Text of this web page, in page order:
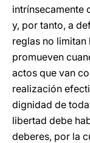
intrínsecamente
y, por tanto, a
reglas no
promueven
actos que van
realización
dignidad de
libertad debe
deberes, por la